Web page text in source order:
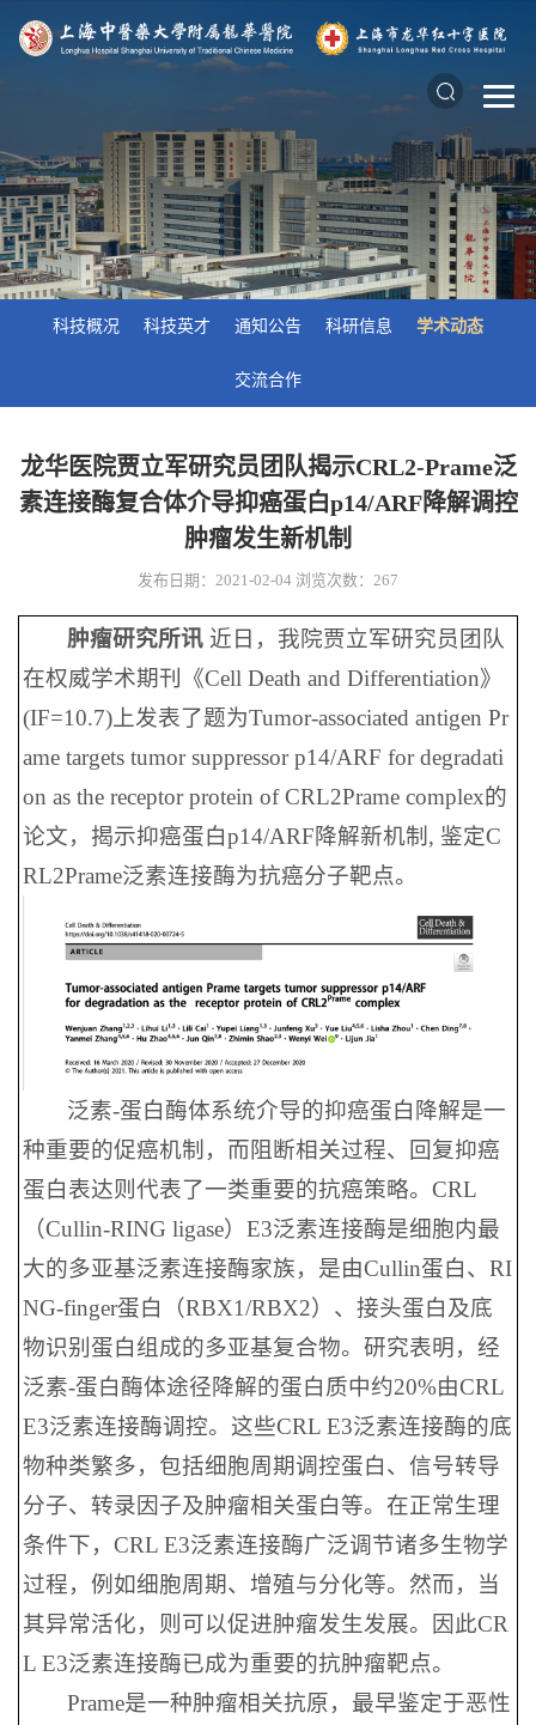
科技概况 科技英才 通知公告 科研信息 学术动态
交流合作
龙华医院贾立军研究员团队揭示CRL2-Prame泛
素连接酶复合体介导抑癌蛋白p14/ARF降解调控
肿瘤发生新机制
发布日期：2021-02-04 浏览次数： 267
肿瘤研究所讯 近日，我院贾立军研究员团队
在权威学术期刊《Cell Death and Differentiation》
(IF=10.7)上发表了题为Tumor-associated antigen Pr
ame targets tumor suppressor p14/ARF for degradati
on as the receptor protein of CRL2Prame complex的
论文，揭示抑癌蛋白p14/ARF降解新机制, 鉴定C
RL2Prame泛素连接酶为抗癌分子靶点。
泛素-蛋白酶体系统介导的抑癌蛋白降解是一
种重要的促癌机制，而阻断相关过程、回复抑癌
蛋白表达则代表了一类重要的抗癌策略。CRL
（Cullin-RING ligase）E3泛素连接酶是细胞内最
大的多亚基泛素连接酶家族，是由Cullin蛋白、RI
NG-finger蛋白（RBX1/RBX2）、接头蛋白及底
物识别蛋白组成的多亚基复合物。研究表明，经
泛素-蛋白酶体途径降解的蛋白质中约20%由CRL
E3泛素连接酶调控。这些CRL E3泛素连接酶的底
物种类繁多，包括细胞周期调控蛋白、信号转导
分子、转录因子及肿瘤相关蛋白等。在正常生理
条件下，CRL E3泛素连接酶广泛调节诸多生物学
过程，例如细胞周期、增殖与分化等。然而，当
其异常活化，则可以促进肿瘤发生发展。因此CR
L E3泛素连接酶已成为重要的抗肿瘤靶点。
Prame是一种肿瘤相关抗原，最早鉴定于恶性